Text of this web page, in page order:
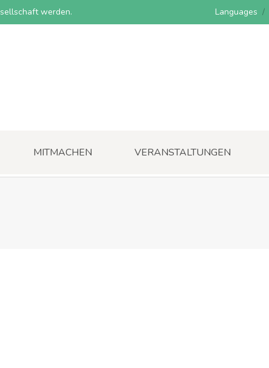
werden. Languages
MITMACHEN VERANSTALTUNGEN